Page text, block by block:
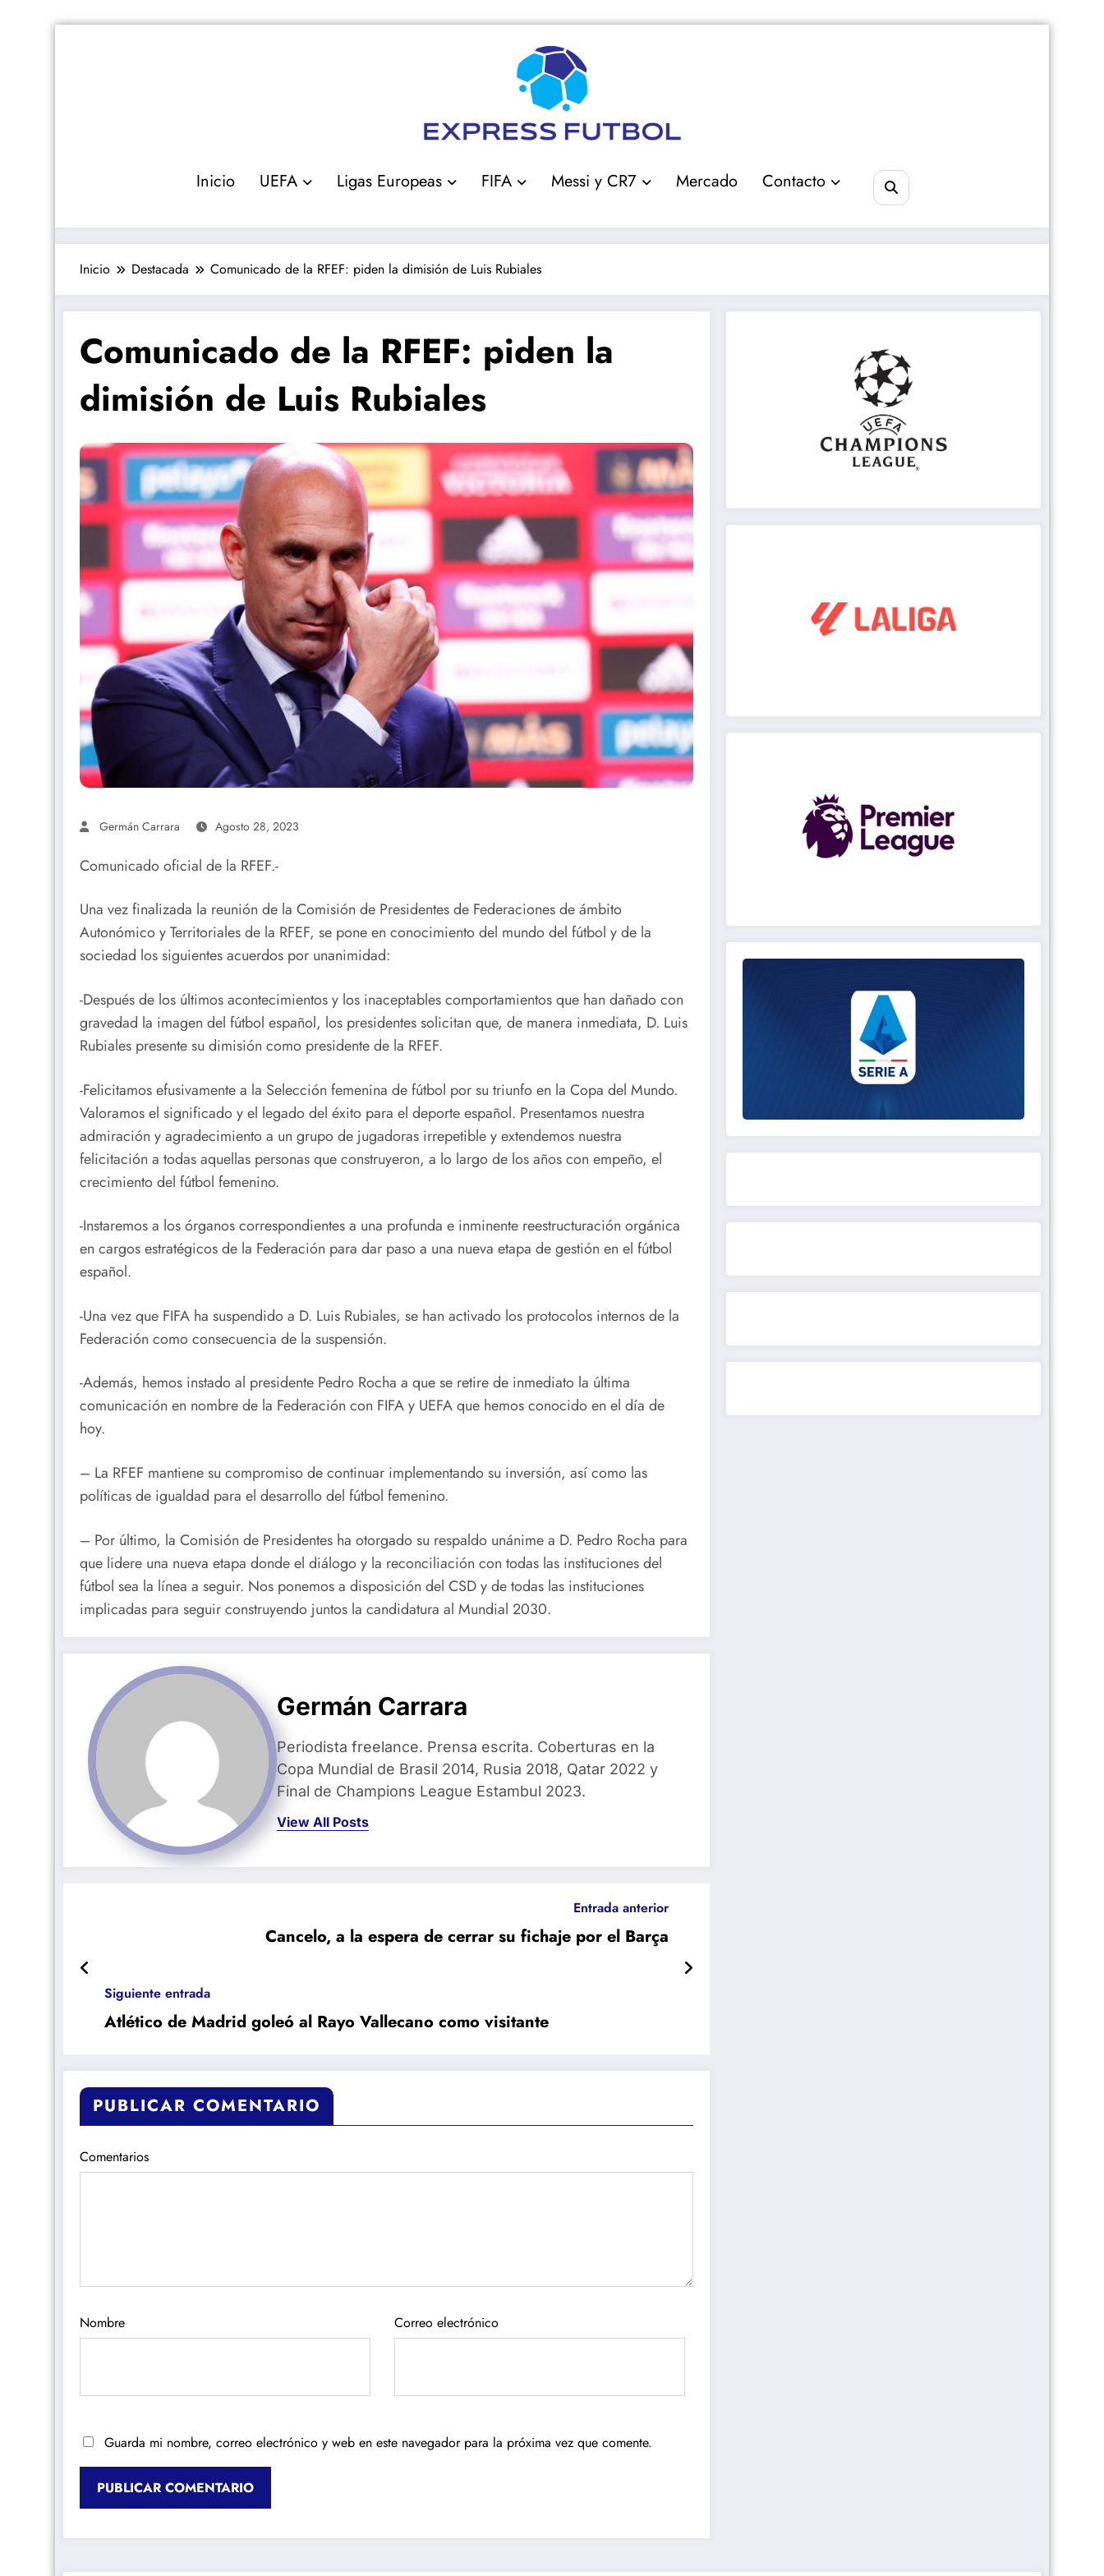
Inicio UEFA Ligas Europeas FIFA Messi y CR7 Mercado Contacto
Inicio Destacada Comunicado de la RFEF: piden la dimisión de Luis Rubiales
Comunicado de la RFEF: piden la
dimisión de Luis Rubiales
Germán Carrara Agosto 28, 2023
Comunicado oficial de la RFEF.-
Una vez finalizada la reunión de la Comisión de Presidentes de Federaciones de ámbito
Autonómico y Territoriales de la RFEF, se pone en conocimiento del mundo del fútbol y de la
sociedad los siguientes acuerdos por unanimidad:
-Después de los últimos acontecimientos y los inaceptables comportamientos que han dañado con
gravedad la imagen del fútbol español, los presidentes solicitan que, de manera inmediata, D. Luis
Rubiales presente su dimisión como presidente de la RFEF.
-Felicitamos efusivamente a la Selección femenina de fútbol por su triunfo en la Copa del Mundo.
Valoramos el significado y el legado del éxito para el deporte español. Presentamos nuestra
admiración y agradecimiento a un grupo de jugadoras irrepetible y extendemos nuestra
felicitación a todas aquellas personas que construyeron, a lo largo de los años con empeño, el
crecimiento del fútbol femenino.
-Instaremos a los órganos correspondientes a una profunda e inminente reestructuración orgánica
en cargos estratégicos de la Federación para dar paso a una nueva etapa de gestión en el fútbol
español.
-Una vez que FIFA ha suspendido a D. Luis Rubiales, se han activado los protocolos internos de la
Federación como consecuencia de la suspensión.
-Además, hemos instado al presidente Pedro Rocha a que se retire de inmediato la última
comunicación en nombre de la Federación con FIFA y UEFA que hemos conocido en el día de
hoy.
– La RFEF mantiene su compromiso de continuar implementando su inversión, así como las
políticas de igualdad para el desarrollo del fútbol femenino.
– Por último, la Comisión de Presidentes ha otorgado su respaldo unánime a D. Pedro Rocha para
que lidere una nueva etapa donde el diálogo y la reconciliación con todas las instituciones del
fútbol sea la línea a seguir. Nos ponemos a disposición del CSD y de todas las instituciones
implicadas para seguir construyendo juntos la candidatura al Mundial 2030.
Germán Carrara
Periodista freelance. Prensa escrita. Coberturas en la
Copa Mundial de Brasil 2014, Rusia 2018, Qatar 2022 y
Final de Champions League Estambul 2023.
View All Posts
Entrada anterior
Cancelo, a la espera de cerrar su fichaje por el Barça
Siguiente entrada
Atlético de Madrid goleó al Rayo Vallecano como visitante
PUBLICAR COMENTARIO
Comentarios
Nombre Correo electrónico
Guarda mi nombre, correo electrónico y web en este navegador para la próxima vez que comente.